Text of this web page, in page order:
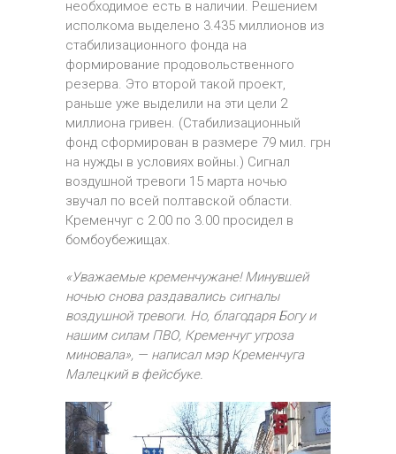
необходимое есть в наличии. Решением
исполкома выделено 3.435 миллионов из
стабилизационного фонда на
формирование продовольственного
резерва. Это второй такой проект,
раньше уже выделили на эти цели 2
миллиона гривен. (Стабилизационный
фонд сформирован в размере 79 мил. грн
на нужды в условиях войны.) Сигнал
воздушной тревоги 15 марта ночью
звучал по всей полтавской области.
Кременчуг с 2.00 по 3.00 просидел в
бомбоубежищах.
«Уважаемые кременчужане! Минувшей
ночью снова раздавались сигналы
воздушной тревоги. Но, благодаря Богу и
нашим силам ПВО, Кременчуг угроза
миновала», — написал мэр Кременчуга
Малецкий в фейсбуке.